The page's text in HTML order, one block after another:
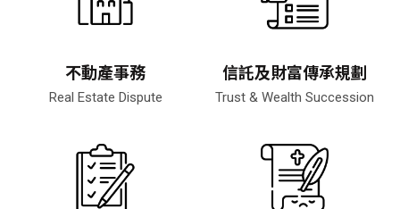
不動產事務
Real Estate Dispute
信託及財富傳承規劃
Trust & Wealth Succession